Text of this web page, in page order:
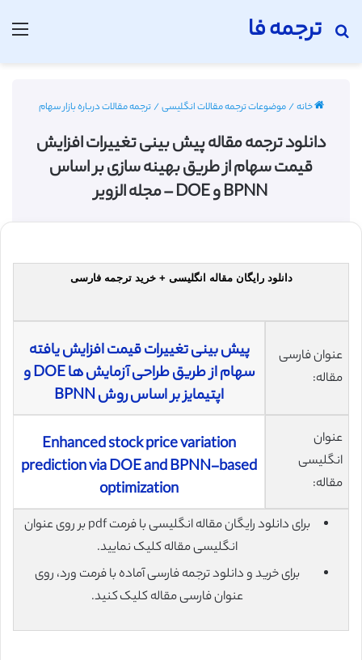
ترجمه فا
جستجو برای
خانه/موضوعات ترجمه مقالات انگلیسی/ترجمه مقالات درباره بازار سهام
دانلود ترجمه مقاله پیش بینی تغییرات افزایش
قیمت سهام از طریق بهینه سازی بر اساس
BPNN و DOE – مجله الزویر
دانلود رایگان مقاله انگلیسی + خرید ترجمه فارسی
عنوان فارسی
مقاله:
پیش ‌بینی تغییرات قیمت افزایش‌ یافته
سهام از طریق طراحی آزمایش ها DOE و
اپتیمایز بر اساس روش BPNN
عنوان
انگلیسی
مقاله:
Enhanced stock price variation
prediction via DOE and BPNN-based
optimization
برای دانلود رایگان مقاله انگلیسی با فرمت pdf بر روی عنوان
انگلیسی مقاله کلیک نمایید.
برای خرید و دانلود ترجمه فارسی آماده با فرمت ورد، روی
عنوان فارسی مقاله کلیک کنید.